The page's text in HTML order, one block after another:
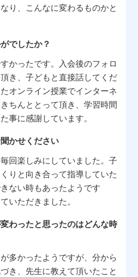
り、こんなに変わるものかと
でしたか？
かったです。入会後のフォロ
き、子どもと直接話してくだ
オンライン授業でインターネ
ちんととって頂き、学習時間
事に感謝しています。
かせください
回楽しみにしていました。子
りと向き合って指導していた
ない時もあったようです
いただきました。
わったと思ったのはどんな時
多かったようですが、分から
き、先生に教えて頂いたこと